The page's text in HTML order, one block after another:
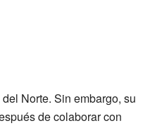
Norte. Sin embargo, su
de colaborar con